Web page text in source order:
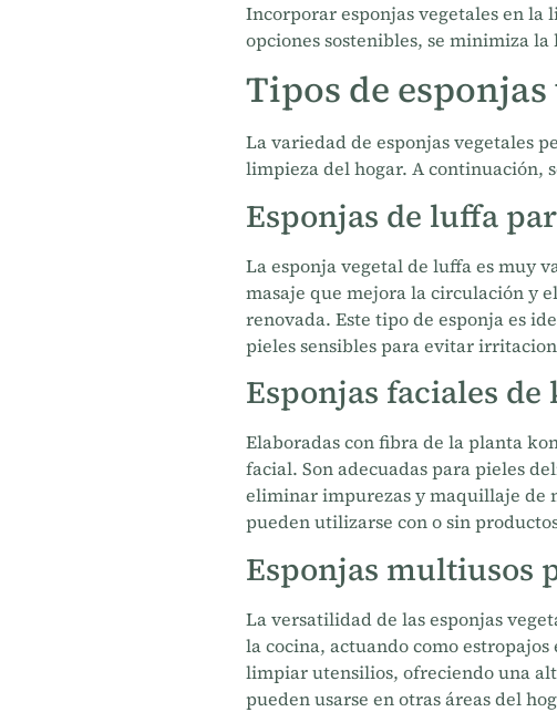
Incorporar esponjas vegetales en la
opciones sostenibles, se minimiza
Tipos de esponjas
La variedad de esponjas vegetales
limpieza del hogar. A continuación,
Esponjas de luffa
La esponja vegetal de luffa es muy
masaje que mejora la circulación y
renovada. Este tipo de esponja es
pieles sensibles para evitar
Esponjas faciales de
Elaboradas con fibra de la planta
facial. Son adecuadas para pieles
eliminar impurezas y maquillaje de
pueden utilizarse con o sin
Esponjas multiusos
La versatilidad de las esponjas
la cocina, actuando como
limpiar utensilios, ofreciendo una
pueden usarse en otras áreas del